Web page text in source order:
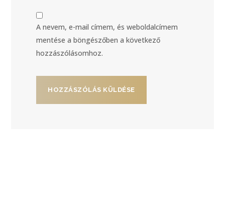
A nevem, e-mail címem, és weboldalcímem
mentése a böngészőben a következő
hozzászólásomhoz.